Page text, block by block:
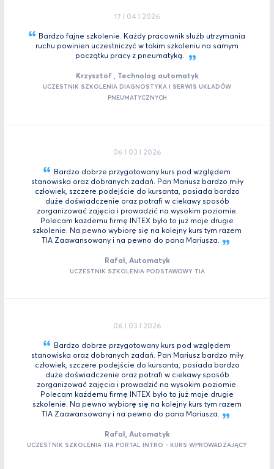
17 I 04 I 2026
Bardzo fajne szkolenie. Każdy pracownik służb utrzymania
ruchu powinien uczestniczyć w takim szkoleniu na samym
początku pracy z pneumatyką.
Krzysztof , Technolog automatyk
UCZESTNIK SZKOLENIA DIAGNOSTYKA I SERWIS UKŁADÓW
PNEUMATYCZNYCH
06 I 03 I 2026
Bardzo dobrze przygotowany kurs pod względem
stanowiska oraz dobranych zadań. Pan Mariusz bardzo miły
człowiek, szczere podejście do kursanta, posiada bardzo
duże doświadczenie oraz potrafi w ciekawy sposób
zorganizować zajęcia i prowadzić na wysokim poziomie.
Polecam każdemu firmę INTEX było to już moje drugie
szkolenie. Na pewno wybiorę się na kolejny kurs tym razem
TIA Zaawansowany i na pewno do pana Mariusza.
Rafał, Automatyk
UCZESTNIK SZKOLENIA PODSTAWOWY TIA
06 I 03 I 2026
Bardzo dobrze przygotowany kurs pod względem
stanowiska oraz dobranych zadań. Pan Mariusz bardzo miły
człowiek, szczere podejście do kursanta, posiada bardzo
duże doświadczenie oraz potrafi w ciekawy sposób
zorganizować zajęcia i prowadzić na wysokim poziomie.
Polecam każdemu firmę INTEX było to już moje drugie
szkolenie. Na pewno wybiorę się na kolejny kurs tym razem
TIA Zaawansowany i na pewno do pana Mariusza.
Rafał, Automatyk
UCZESTNIK SZKOLENIA TIA PORTAL INTRO - KURS WPROWADZAJĄCY